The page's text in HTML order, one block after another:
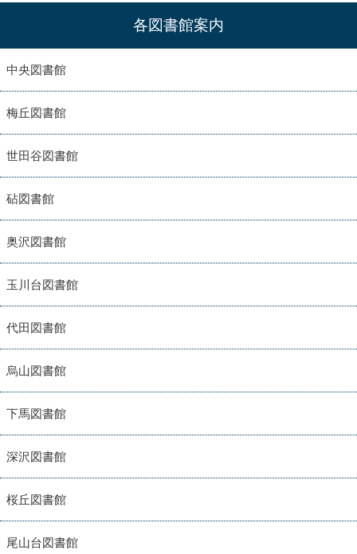
各図書館案内
中央図書館
梅丘図書館
世田谷図書館
砧図書館
奥沢図書館
玉川台図書館
代田図書館
烏山図書館
下馬図書館
深沢図書館
桜丘図書館
尾山台図書館